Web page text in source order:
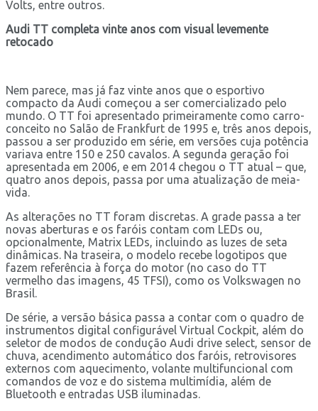
Volts, entre outros.
Audi TT completa vinte anos com visual levemente
retocado
Nem parece, mas já faz vinte anos que o esportivo
compacto da Audi começou a ser comercializado pelo
mundo. O TT foi apresentado primeiramente como carro-
conceito no Salão de Frankfurt de 1995 e, três anos depois,
passou a ser produzido em série, em versões cuja potência
variava entre 150 e 250 cavalos. A segunda geração foi
apresentada em 2006, e em 2014 chegou o TT atual – que,
quatro anos depois, passa por uma atualização de meia-
vida.
As alterações no TT foram discretas. A grade passa a ter
novas aberturas e os faróis contam com LEDs ou,
opcionalmente, Matrix LEDs, incluindo as luzes de seta
dinâmicas. Na traseira, o modelo recebe logotipos que
fazem referência à força do motor (no caso do TT
vermelho das imagens, 45 TFSI), como os Volkswagen no
Brasil.
De série, a versão básica passa a contar com o quadro de
instrumentos digital configurável Virtual Cockpit, além do
seletor de modos de condução Audi drive select, sensor de
chuva, acendimento automático dos faróis, retrovisores
externos com aquecimento, volante multifuncional com
comandos de voz e do sistema multimídia, além de
Bluetooth e entradas USB iluminadas.